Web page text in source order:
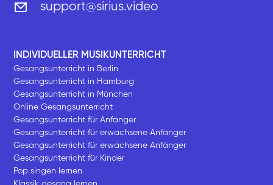
support@sirius.video
INDIVIDUELLER MUSIKUNTERRICHT
Gesangsunterricht in Berlin
Gesangsunterricht in Hamburg
Gesangsunterricht in München
Online Gesangsunterricht
Gesangsunterricht für Anfänger
Gesangsunterricht für erwachsene Anfänger
Gesangsunterricht für erwachsene Anfänger
Gesangsunterricht für Kinder
Pop singen lernen